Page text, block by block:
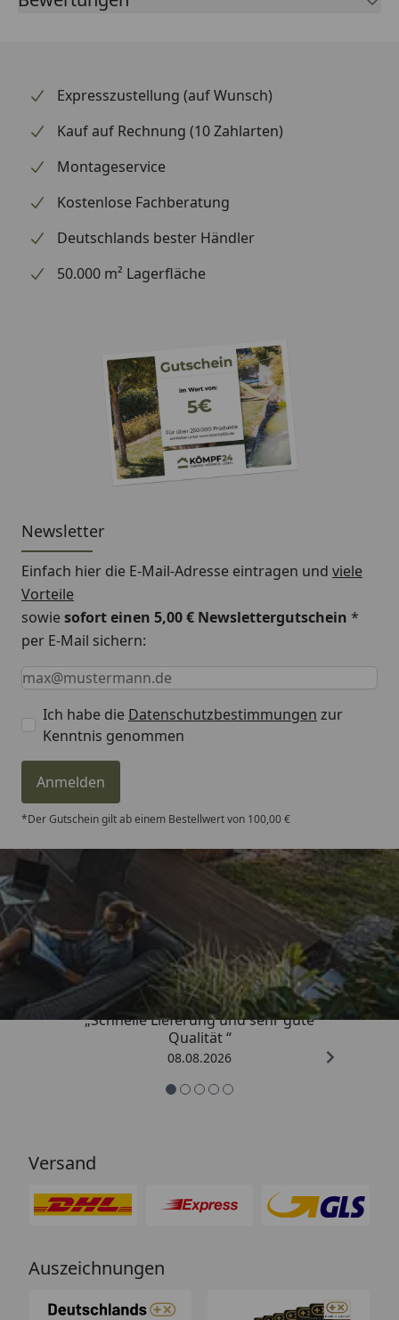
Motocross – mit der SBS-Formnummer 648 finden Sie
über die SBS-Anwendungsliste schnell heraus, ob
beim Bremsen auf die Erfahrung des dänischen
Expresszustellung (auf Wunsch)
Kauf auf Rechnung (10 Zahlarten)
Montageservice
Kostenlose Fachberatung
Deutschlands bester Händler
50.000 m² Lagerfläche
Newsletter
Einfach hier die E-Mail-Adresse eintragen und viele
Vorteile
sowiesofort einen 5,00 € Newslettergutschein *
per E-Mail sichern:
Keine Eingabe erforderlich
Eingabe erforderlich
E-Mail *
Ich habe die Datenschutzbestimmungen zur
Kenntnis genommen
Anmelden
*Der Gutschein gilt ab einem Bestellwert von 100,00 €
Trusted Shops
4,81/ 5
„Schnelle Lieferung und sehr gute
Qualität “
08.08.2026
Versand
Auszeichnungen